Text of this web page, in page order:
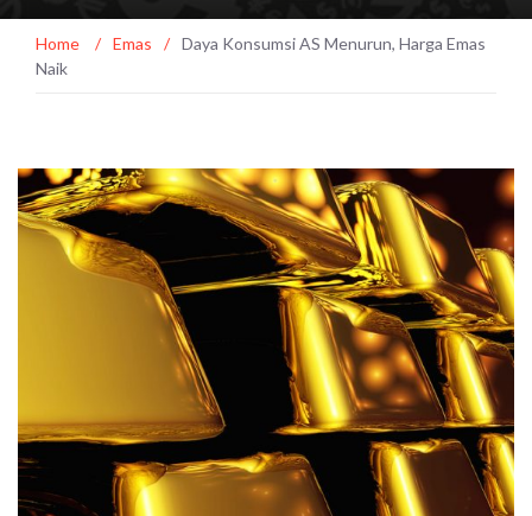
Home / Emas / Daya Konsumsi AS Menurun, Harga Emas
Naik